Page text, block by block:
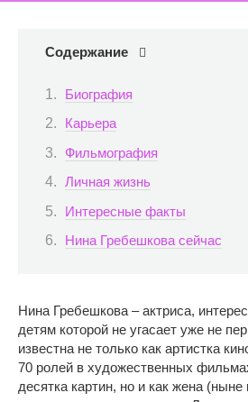
Содержание
Биография
Карьера
Фильмография
Личная жизнь
Интересные факты
Нина Гребешкова сейчас
Нина Гребешкова – актриса,
детям которой не угасает уже не
известна не только как артистка
70 ролей в художественных
десятка картин, но и как жена (ныне